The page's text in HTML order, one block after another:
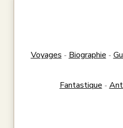
Voyages - Biographie -
Fantastique -